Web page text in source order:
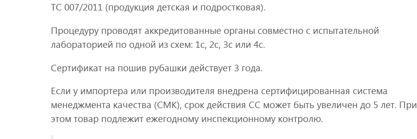
ТС 007/2011 (продукция детская и подростковая).
Процедуру проводят аккредитованные органы совместно с испытательной
лабораторией по одной из схем: 1с, 2с, 3с или 4с.
Сертификат на пошив рубашки действует 3 года.
Если у импортера или производителя внедрена сертифицированная система
менеджмента качества (СМК), срок действия СС может быть увеличен до 5 лет. При
этом товар подлежит ежегодному инспекционному контролю.